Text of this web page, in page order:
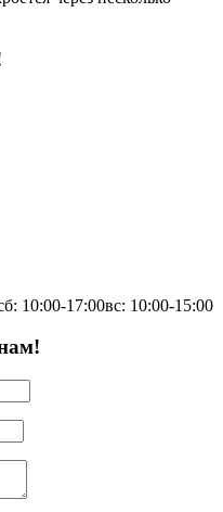
10:00-17:00вс: 10:00-15:00